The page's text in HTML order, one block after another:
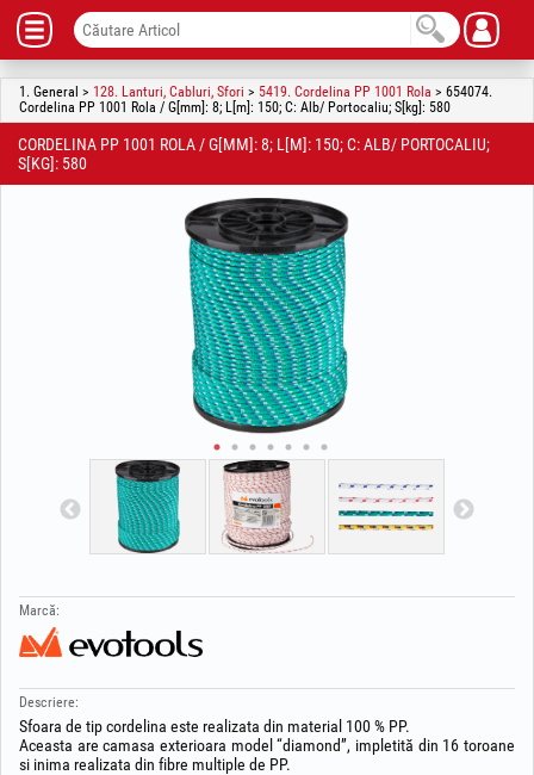
1. General > 128. Lanturi, Cabluri, Sfori > 5419. Cordelina PP 1001 Rola > 654074.
Cordelina PP 1001 Rola / G[mm]: 8; L[m]: 150; C: Alb/ Portocaliu; S[kg]: 580
CORDELINA PP 1001 ROLA / G[MM]: 8; L[M]: 150; C: ALB/ PORTOCALIU;
S[KG]: 580
Marcă:
Descriere:
Sfoara de tip cordelina este realizata din material 100 % PP.
Aceasta are camasa exterioara model “diamond”, impletită din 16 toroane
si inima realizata din fibre multiple de PP.